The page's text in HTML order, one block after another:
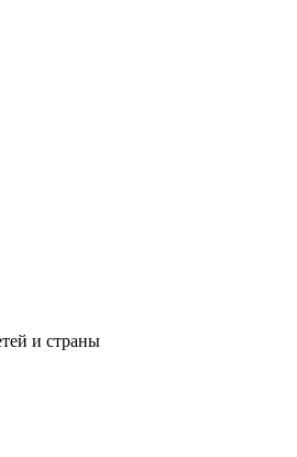
и страны